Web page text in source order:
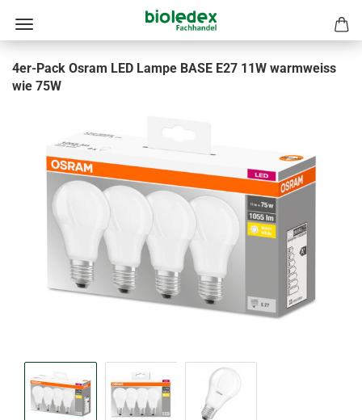
4er-Pack Osram LED Lampe BASE E27 11W warmweiss
wie 75W